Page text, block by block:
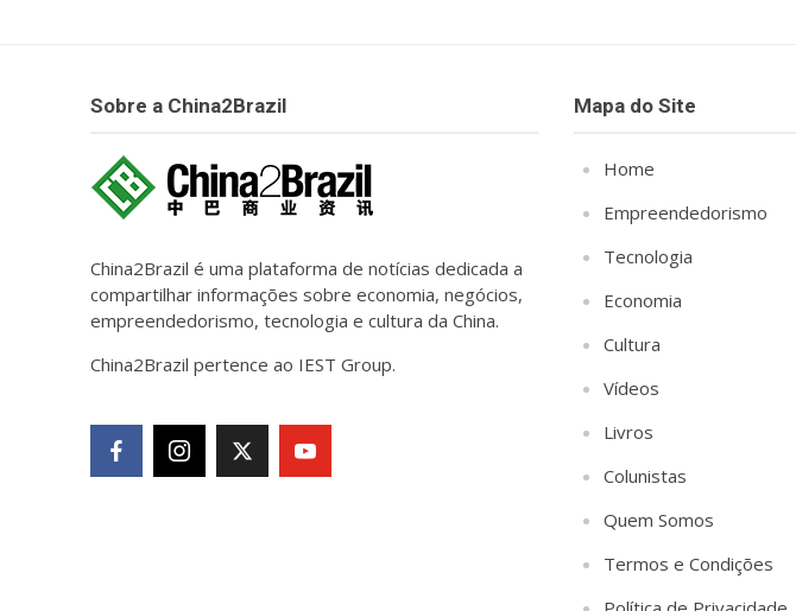
Sobre a China2Brazil
China2Brazil é uma plataforma de notícias dedicada a
compartilhar informações sobre economia, negócios,
empreendedorismo, tecnologia e cultura da China.
China2Brazil pertence ao IEST Group.
Mapa do Site
Home
Empreendedorismo
Tecnologia
Economia
Cultura
Vídeos
Livros
Colunistas
Quem Somos
Termos e Condições